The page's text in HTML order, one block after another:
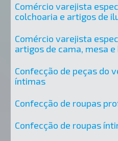
Comércio varejista
colchoaria e artigos de
Comércio varejista
artigos de cama, mesa e
Confecção de peças do
íntimas
Confecção de roupas
Confecção de roupas